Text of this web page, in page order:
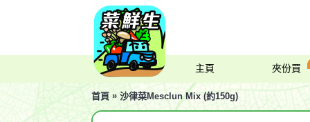
主頁 夾份買
首頁 » 沙律菜Mesclun Mix (約150g)